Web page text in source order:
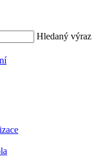
Hledaný výraz